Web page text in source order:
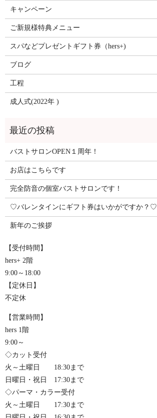
キャンペーン
ご新規様特典メニュー
スパなどプレゼントギフト券（hers+)
ブログ
工程
成人式(2022年 )
バストサロンOPEN１周年！
お店はこちらです
完全防音の個室バストサロンです！
♡バレンタインにギフト券はいかがですか？♡
新年のご挨拶
【受付時間】
hers+ 2階
9:00～18:00
【定休日】
不定休
【営業時間】
hers 1階
9:00～
◇カット受付
火～土曜日 18:30まで
日曜日・祝日 17:30まで
◇パーマ・カラー受付
火～土曜日 17:30まで